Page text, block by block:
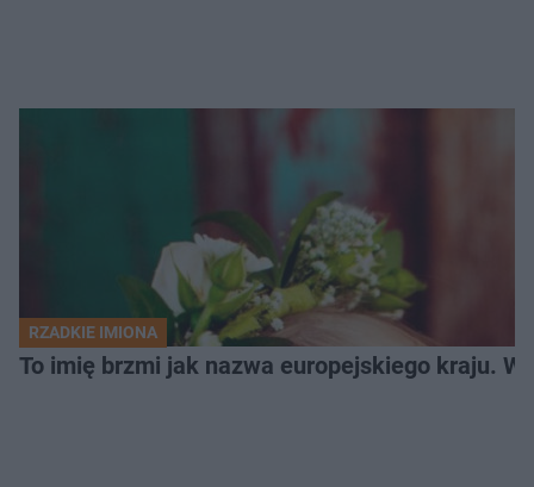
RZADKIE IMIONA
To imię brzmi jak nazwa europejskiego kraju.